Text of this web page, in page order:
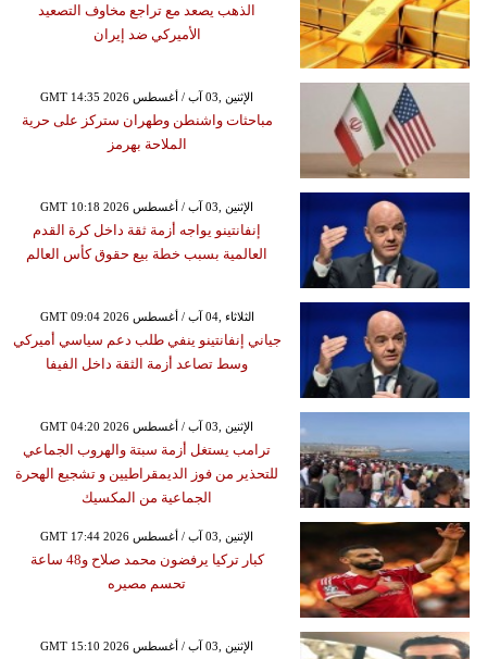
الذهب يصعد مع تراجع مخاوف التصعيد
الأميركي ضد إيران
GMT 14:35 2026 الإثنين ,03 آب / أغسطس
مباحثات واشنطن وطهران ستركز على حرية
الملاحة بهرمز
GMT 10:18 2026 الإثنين ,03 آب / أغسطس
إنفانتينو يواجه أزمة ثقة داخل كرة القدم
العالمية بسبب خطة بيع حقوق كأس العالم
GMT 09:04 2026 الثلاثاء ,04 آب / أغسطس
جياني إنفانتينو ينفي طلب دعم سياسي أميركي
وسط تصاعد أزمة الثقة داخل الفيفا
GMT 04:20 2026 الإثنين ,03 آب / أغسطس
ترامب يستغل أزمة سبتة والهروب الجماعي
للتحذير من فوز الديمقراطيين و تشجيع الهحرة
الجماعية من المكسيك
GMT 17:44 2026 الإثنين ,03 آب / أغسطس
كبار تركيا يرفضون محمد صلاح و48 ساعة
تحسم مصيره
GMT 15:10 2026 الإثنين ,03 آب / أغسطس